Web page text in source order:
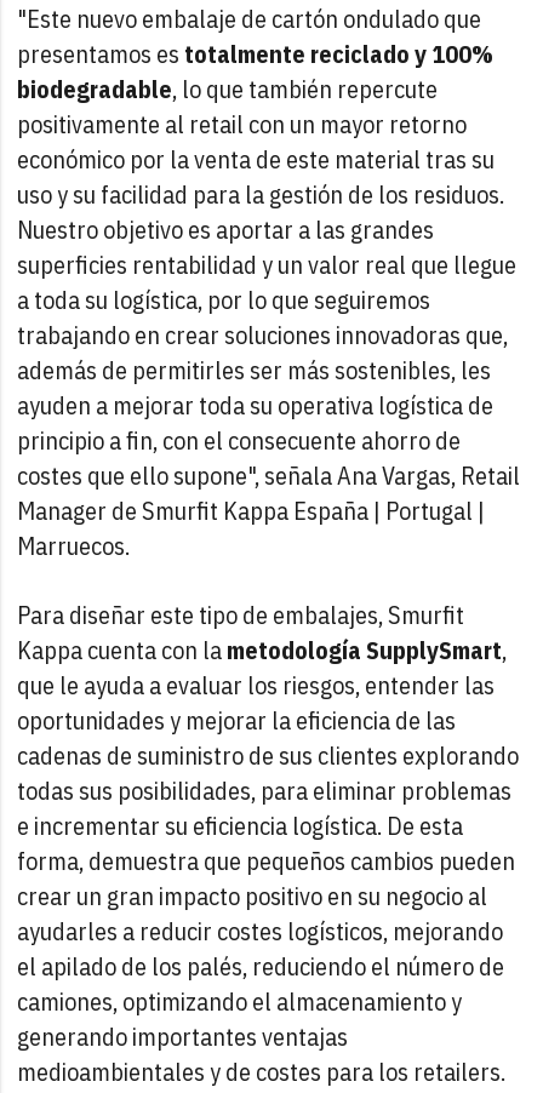
"Este nuevo embalaje de cartón ondulado que
presentamos es totalmente reciclado y 100%
biodegradable, lo que también repercute
positivamente al retail con un mayor retorno
económico por la venta de este material tras su
uso y su facilidad para la gestión de los residuos.
Nuestro objetivo es aportar a las grandes
superficies rentabilidad y un valor real que llegue
a toda su logística, por lo que seguiremos
trabajando en crear soluciones innovadoras que,
además de permitirles ser más sostenibles, les
ayuden a mejorar toda su operativa logística de
principio a fin, con el consecuente ahorro de
costes que ello supone", señala Ana Vargas, Retail
Manager de Smurfit Kappa España | Portugal |
Marruecos.
Para diseñar este tipo de embalajes, Smurfit
Kappa cuenta con lametodología SupplySmart,
que le ayuda a evaluar los riesgos, entender las
oportunidades y mejorar la eficiencia de las
cadenas de suministro de sus clientes explorando
todas sus posibilidades, para eliminar problemas
e incrementar su eficiencia logística. De esta
forma, demuestra que pequeños cambios pueden
crear un gran impacto positivo en su negocio al
ayudarles a reducir costes logísticos, mejorando
el apilado de los palés, reduciendo el número de
camiones, optimizando el almacenamiento y
generando importantes ventajas
medioambientales y de costes para los retailers.